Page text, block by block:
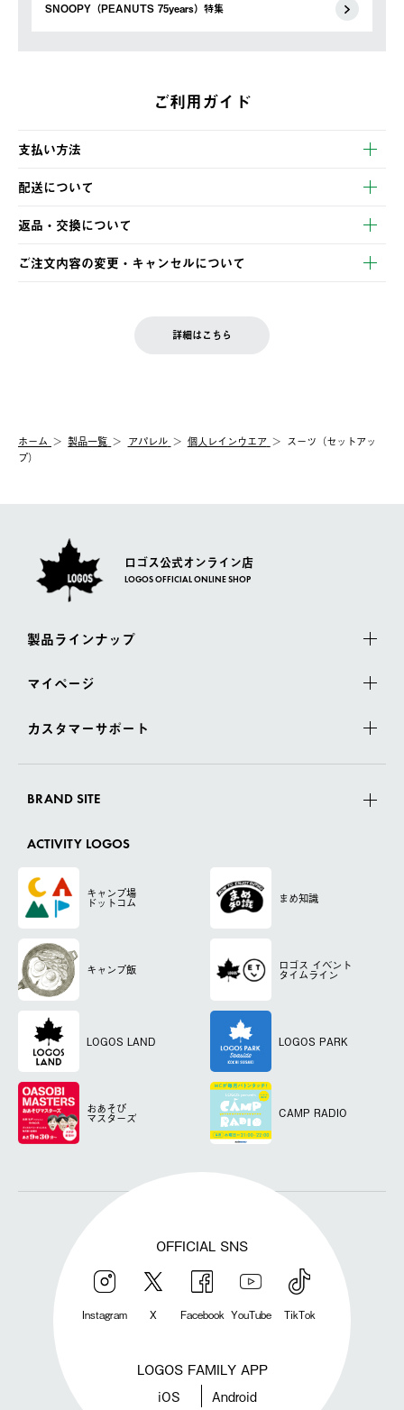
SNOOPY（PEANUTS 75years）特集
ご利用ガイド
支払い方法
以下のいずれかの方法でお支払いいただけます。
・クレジットカード決済
・コンビニ決済
・Pay-easy決済
配送について
【発送スケジュール】
ご注文・ご入金完了より2営業日以内に商品を発送いたします。
土日祝の発送はございませんので、木曜日以降のご注文は週明け
の発送となる場合がございます。
【配送業者】
佐川急便にて配送されます。
返品・交換について
※お客様都合の場合
お客様都合の返品にかかる送料は、お客様ご負担とさせていただ
一度お手元の商品を返品いただき、ご希望商品を再注文してくだ
ご注文内容の変更・キャンセルについて
LOGOS FAMILY会員の方は、会員マイページ内 購入履歴画面に
詳細はこちら
ホーム 製品一覧 アパレル 個人レインウエア
スーツ（セットアッ
プ）
ロゴス公式オンライン店
LOGOS OFFICIAL ONLINE SHOP
製品ラインナップ
マイページ
カスタマーサポート
BRAND SITE
ACTIVITY LOGOS
キャンプ場
ドットコム まめ知識
キャンプ飯 ロゴス イベント
タイムライン
LOGOS LAND LOGOS PARK
おあそび
マスターズ CAMP RADIO
OFFICIAL SNS
Instagram X Facebook YouTube TikTok
LOGOS FAMILY APP
iOS Android